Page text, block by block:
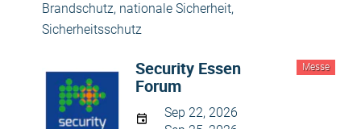
Brandschutz, nationale Sicherheit,
Sicherheitsschutz
Messe
Security Essen
Forum
Sep 22, 2026